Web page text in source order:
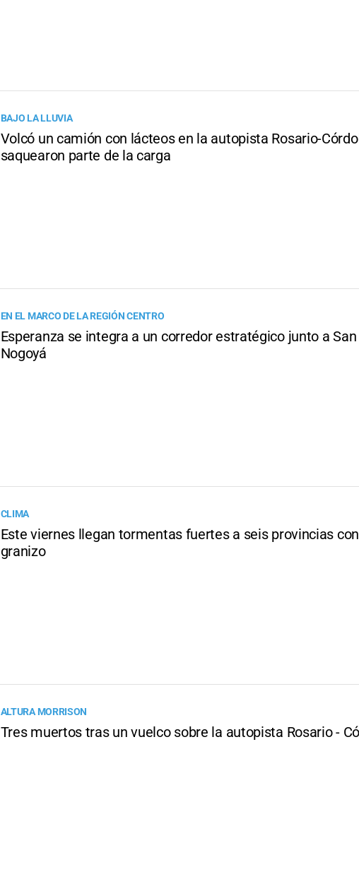
BAJO LA LLUVIA
Volcó un camión con lácteos en la autopista Rosario-
saquearon parte de la carga
EN EL MARCO DE LA REGIÓN CENTRO
Esperanza se integra a un corredor estratégico junto a
Nogoyá
CLIMA
Este viernes llegan tormentas fuertes a seis provincias
granizo
ALTURA MORRISON
Tres muertos tras un vuelco sobre la autopista Rosario -